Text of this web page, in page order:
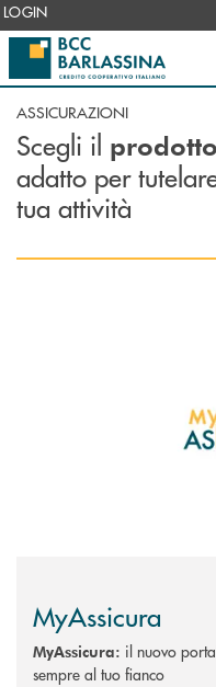
Salta al contenuto principale
LOGIN
ASSICURAZIONI
Scegli il
adatto per
tua attività
MyAssicura
MyAssicura: il nuovo
sempre al tuo fianco